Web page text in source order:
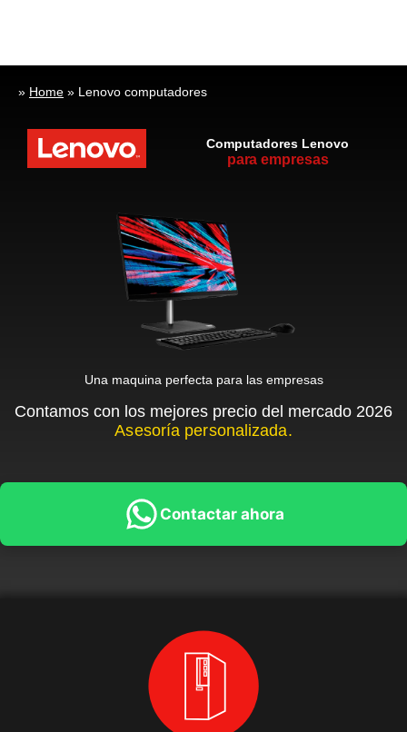
» Home » Lenovo computadores
Computadores Lenovo
para empresas
Una maquina perfecta para las empresas
Contamos con los mejores precio del mercado 2026
Asesoría personalizada.
Contactar ahora